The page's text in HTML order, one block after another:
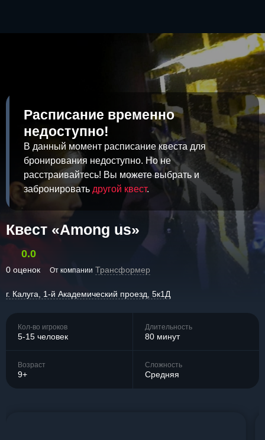
Расписание временно
недоступно!
В данный момент расписание квеста для
бронирования недоступно. Но не
расстраивайтесь! Вы можете выбрать и
забронировать другой квест.
Квест «Among us»
0.0
0 оценок От компании Трансформер
г. Калуга, 1-й Академический проезд, 5к1Д
Кол-во игроков
5-15 человек
Длительность
80 минут
Возраст
9+
Сложность
Средняя